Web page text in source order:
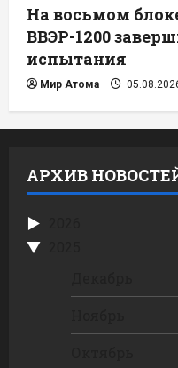
На восьмом
ВВЭР-1200
испытания
Мир Атома
АРХИВ